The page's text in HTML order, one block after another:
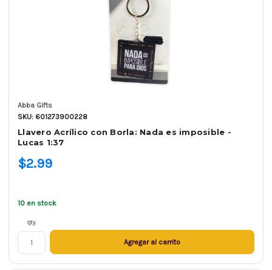
Abba Gifts
SKU: 601273900228
Llavero Acrílico con Borla: Nada es imposible -
Lucas 1:37
$2.99
10 en stock
Qty.
Agregar al carrito